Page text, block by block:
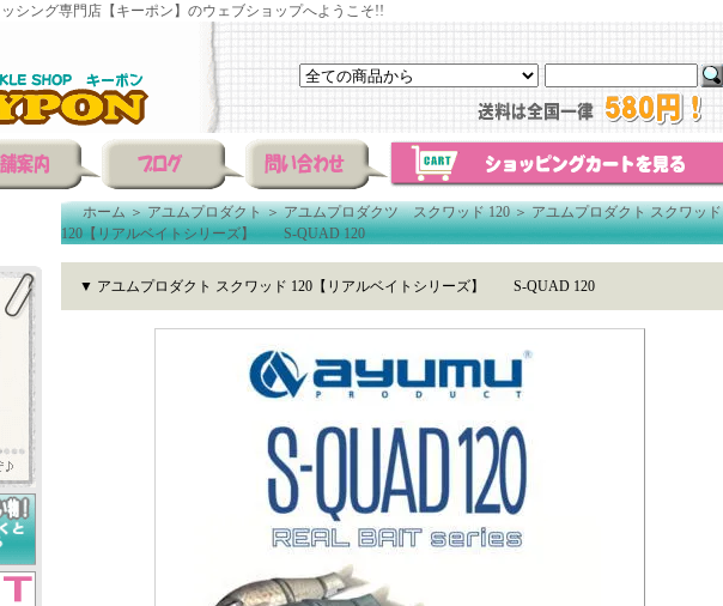
シング専門店【キーポン】のウェブショップへようこそ!!
ホーム＞アユムプロダクト＞アユムプロダクツ スクワッド 120＞アユムプロダクト スクワッド
120【リアルベイトシリーズ】 S-QUAD 120
▼ アユムプロダクト スクワッド 120【リアルベイトシリーズ】 S-QUAD 120